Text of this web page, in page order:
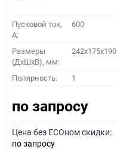
Пусковой ток,
A:
600
Размеры
(ДхШхВ), мм:
242x175x190
Полярность: 1
по запросу
Цена без ECOном скидки:
по запросу